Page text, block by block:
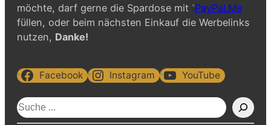
möchte, darf gerne die Spardose mit PayPal.Me
füllen, oder beim nächsten Einkauf die Werbelinks
nutzen, Danke!
Facebook Instagram YouTube
S
u